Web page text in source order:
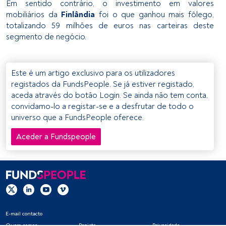
personalizados, medição de publicidade e conteúdo,
pesquisa de audiência e desenvolvimento de serviços.
Lista de parceiros (fornecedores)
Em sentido contrário, o investimento em valores
mobiliários da Finlândia foi o que ganhou mais fôlego,
totalizando 59 milhões de euros nas carteiras deste
segmento de negócio.
Este é um artigo exclusivo para os utilizadores
registados da FundsPeople. Se já estiver registado,
aceda através do botão Login. Se ainda não tem conta,
convidamo-lo a registar-se e a desfrutar de todo o
universo que a FundsPeople oferece.
Aceder a Fundspeople
E-mail contacto